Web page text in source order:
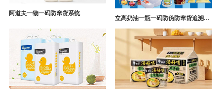
阿道夫一物一码防窜货系统
立高奶油一瓶一码防伪防窜货追溯系统解决方案